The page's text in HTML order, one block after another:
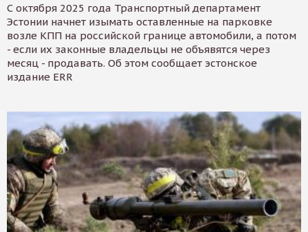
С октября 2025 года Транспортный департамент
Эстонии начнет изымать оставленные на парковке
возле КПП на российской границе автомобили, а потом
- если их законные владельцы не объявятся через
месяц - продавать. Об этом сообщает эстонское
издание ERR